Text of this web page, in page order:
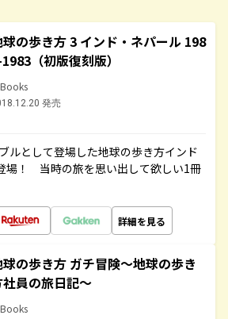
の歩き方 3 インド・ネパール 198
（初版復刻版）
発売
ルとして登場した地球の歩き方インド
場！ 当時の旅を思い出して欲しい1冊
詳細を見る
の歩き方 ガチ冒険～地球の歩き
員の旅日記～